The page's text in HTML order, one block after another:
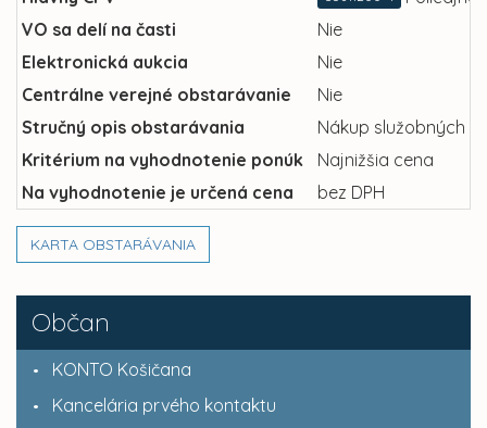
Občan
KONTO Košičana
Kancelária prvého kontaktu
VO sa delí na časti
Nie
Elektronická aukcia
Nie
Centrálne verejné obstarávanie
Nie
Stručný opis obstarávania
Nákup služobných
Kritérium na vyhodnotenie ponúk
Najnižšia cena
Na vyhodnotenie je určená cena
bez DPH
KARTA OBSTARÁVANIA